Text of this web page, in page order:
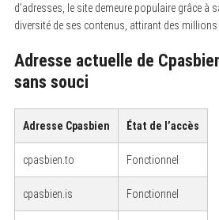
d’adresses, le site demeure populaire grâce à
diversité de ses contenus, attirant des millions
Adresse actuelle de
sans souci
Adresse Cpasbien État de l’accès
cpasbien.to Fonctionnel
cpasbien.is Fonctionnel